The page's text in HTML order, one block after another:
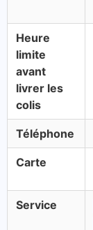
Heure
limite
avant
livrer les
colis
Téléphone
Carte
Service